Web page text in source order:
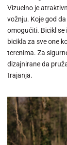
Vizuelno je
vožnju. Koje god
omogućiti. Bicikl
bicikla za sve one
terenima. Za
dizajnirane da
trajanja.